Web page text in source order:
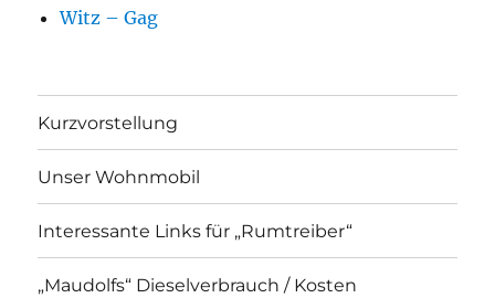
Witz – Gag
Kurzvorstellung
Unser Wohnmobil
Interessante Links für „Rumtreiber“
„Maudolfs“ Dieselverbrauch / Kosten